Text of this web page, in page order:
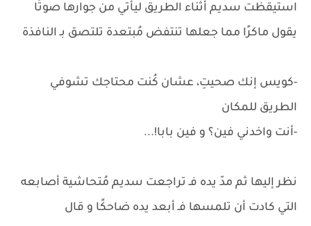
استيقظت سديم أثناء الطريق ليأتي من جوارها صوتًا
يقول ماكرًا مما جعلها تنتفض مُبتعدة تلتصق بـ النافذة
-كويس إنك صحيتِ، عشان كُنت محتاجك تشوفي
الطريق للمكان
-أنت واخدني فين؟ و فين بابا!...
نظر إليها ثم مدّ يده فـ تراجعت سديم مُتحاشية أصابعه
التي كادت أن تلمسها فـ أبعد يده ضاحكًا و قال